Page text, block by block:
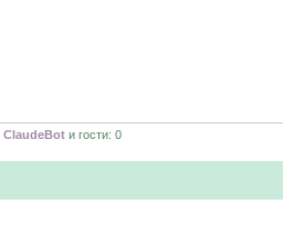
ClaudeBot и гости: 0